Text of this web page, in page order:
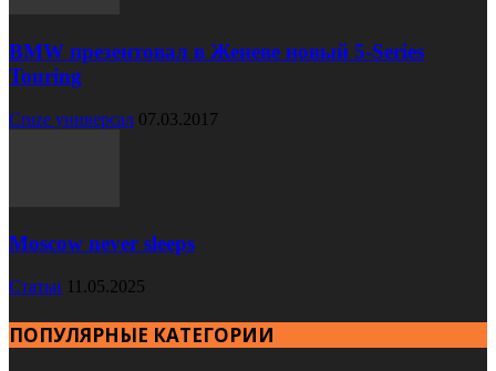
BMW презентовал в Женеве новый 5-Series
Touring
Cruze универсал 07.03.2017
Moscow never sleeps
Статьи 11.05.2025
ПОПУЛЯРНЫЕ КАТЕГОРИИ